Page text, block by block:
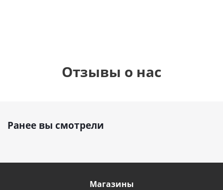
Отзывы о нас
Ранее вы смотрели
Магазины